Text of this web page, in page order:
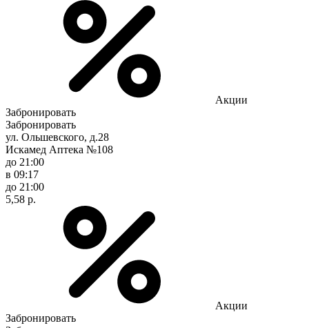
Акции
Забронировать
Забронировать
ул. Ольшевского, д.28
Искамед Аптека №108
до 21:00
в 09:17
до 21:00
5,58 р.
Акции
Забронировать